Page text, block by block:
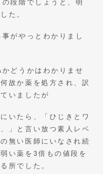
段階でしょうと、明
た。
がやっとわかりまし
どうかはわかりませ
故か薬を処方され、訳
いましたが
いたら、「ひじきとワ
」と言い放つ素人レベ
無い医師にいなされ続
い薬を3倍もの値段を
所でした。